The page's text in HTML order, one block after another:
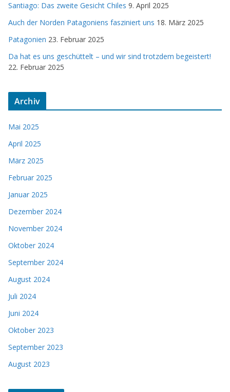
Santiago: Das zweite Gesicht Chiles 9. April 2025
Auch der Norden Patagoniens fasziniert uns 18. März 2025
Patagonien 23. Februar 2025
Da hat es uns geschüttelt – und wir sind trotzdem begeistert!
22. Februar 2025
Archiv
Mai 2025
April 2025
März 2025
Februar 2025
Januar 2025
Dezember 2024
November 2024
Oktober 2024
September 2024
August 2024
Juli 2024
Juni 2024
Oktober 2023
September 2023
August 2023